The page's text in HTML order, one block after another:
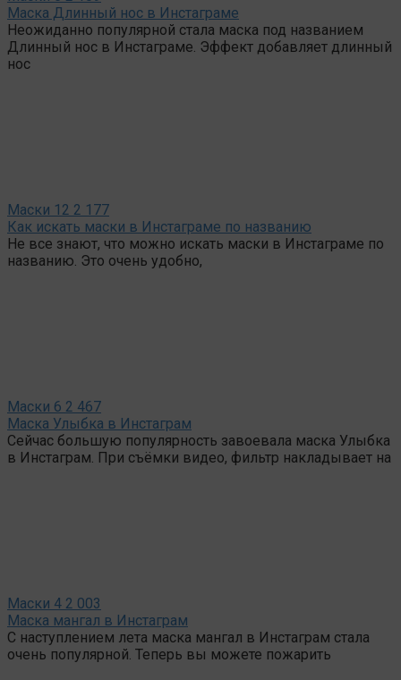
Маска Длинный нос в Инстаграме
Неожиданно популярной стала маска под названием
Длинный нос в Инстаграме. Эффект добавляет длинный
нос
Маски 12 2 177
Как искать маски в Инстаграме по названию
Не все знают, что можно искать маски в Инстаграме по
названию. Это очень удобно,
Маски 6 2 467
Маска Улыбка в Инстаграм
Сейчас большую популярность завоевала маска Улыбка
в Инстаграм. При съёмки видео, фильтр накладывает на
Маски 4 2 003
Маска мангал в Инстаграм
С наступлением лета маска мангал в Инстаграм стала
очень популярной. Теперь вы можете пожарить